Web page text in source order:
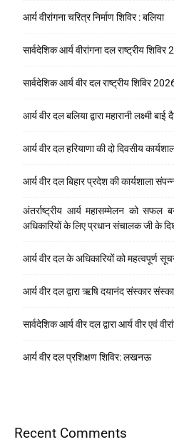
आर्य वीरांगना चरित्र निर्माण शिविर : बलिया
सार्वदेशिक आर्य वीरांगना दल राष्ट्रीय
सार्वदेशिक आर्य वीर दल राष्ट्रीय शिविर
आर्य वीर दल बलिया द्वारा महारानी लक्ष्मी
आर्य वीर दल हरियाणा की दो दिवसीय
आर्य वीर दल बिहार प्रदेश की कार्यशाला
अंतर्राष्ट्रीय आर्य महासम्मेलन को
अधिकारियों के लिए प्रधान संचालक जी के
आर्य वीर दल के अधिकारियों को महत्वपूर्ण
आर्य वीर दल द्वारा ऋषि दयानंद संस्कार
सार्वदेशिक आर्य वीर दल द्वारा आर्य वीर एवं
आर्य वीर दल प्रशिक्षण शिविर: लखनऊ
Recent Comments